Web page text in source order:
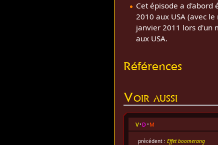
Cet épisode a d'abord
2010 aux USA (avec
janvier 2011 lors d'un
aux USA.
Références
Voir aussi
v d m
précédent : Effet boomerang